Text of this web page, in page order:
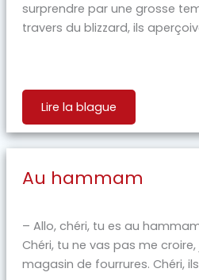
surprendre par une grosse
travers du blizzard, ils
Lire la blague
Au hammam
– Allo, chéri, tu es au
Chéri, tu ne vas pas me
magasin de fourrures. Chéri,